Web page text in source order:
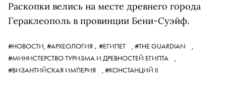
Раскопки велись на месте древнего города
Гераклеополь в провинции Бени-Суэйф.
#НОВОСТИ, #АРХЕОЛОГИЯ , #ЕГИПЕТ , #THE GUARDIAN
,
#МИНИСТЕРСТВО ТУРИЗМА И ДРЕВНОСТЕЙ ЕГИПТА
,
#ВИЗАНТИЙСКАЯ ИМПЕРИЯ
, #КОНСТАНЦИЙ II